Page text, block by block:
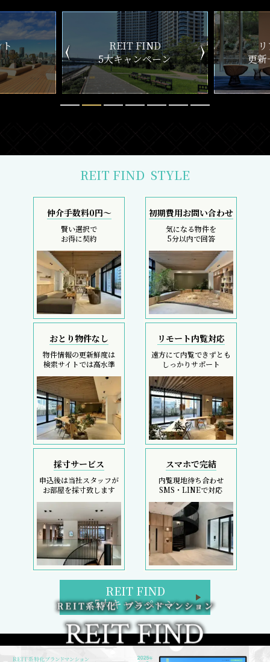
ン
リアルタイム
更新一覧チェック
新
REIT FIND STYLE
仲介手数料0円～
賢い選択で
お得に契約
初期費用お問い合わせ
気になる物件を
5分以内で回答
おとり物件なし
物件情報の更新鮮度は
検索サイトでは高水準
リモート内覧対応
遠方にて内覧できずとも
しっかりサポート
採寸サービス
申込後は当社スタッフが
お部屋を採寸致します
スマホで完結
内覧現地待ち合わせ
SMS・LINEで対応
REIT FIND
5大キャンペーン